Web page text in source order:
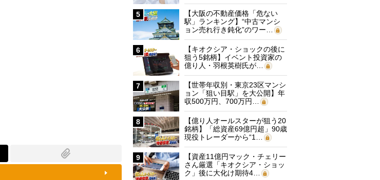
5
【大阪の不動産価格「危ない
駅」ランキング】“中古マンシ
ョン売れ行き鈍化”のワー…
6
【キオクシア・ショックの後に
狙う5銘柄】イベント投資家の
億り人・羽根英樹氏が…
7
【世帯年収別・東京23区マンシ
ョン「狙い目駅」を大公開】年
収500万円、700万円…
8
【億り人オールスターが狙う20
銘柄】「総資産69億円超」90歳
現役トレーダーから“1…
9
【資産11億円マック・チェリー
さん厳選「キオクシア・ショッ
ク」後に大化け期待4…